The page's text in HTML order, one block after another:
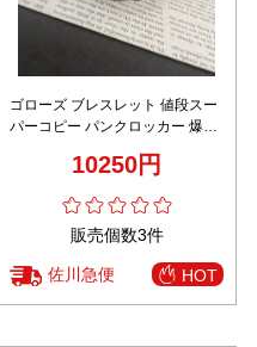
ゴローズ ブレスレット 値段スー
パーコピー パンクロッカー 爆買
セサリー シルバー
10250円
販売個数3件
佐川急便 HOT